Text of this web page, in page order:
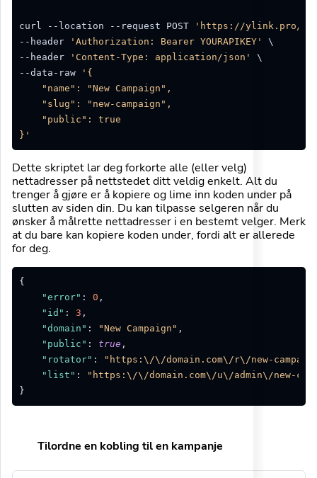
curl --location --request POST
'https://ylink.pro/api/
--header
'Authorization: Bearer YOURAPIKEY'
\
--header
'Content-Type: application/json'
\
--data-raw
'{
    "name": "New Campaign",
    "slug": "new-campaign",
    "public": true
}'
Dette skriptet lar deg forkorte alle (eller velg)
nettadresser på nettstedet ditt veldig enkelt. Alt du
trenger å gjøre er å kopiere og lime inn koden under på
slutten av siden din. Du kan tilpasse selgeren når du
ønsker å målrette nettadresser i en bestemt velger. Merk
at du bare kan kopiere koden under, fordi alt er allerede
for deg.
{
"error" : 0 ,
"id" : 3 ,
"domain" : "New Campaign" ,
"public" : true ,
"rotator" :
"https:\/\/domain.com\/r\/new-
"list" :
"https:\/\/domain.com\/u\/admin\/new-
}
Tilordne en kobling til en kampanje